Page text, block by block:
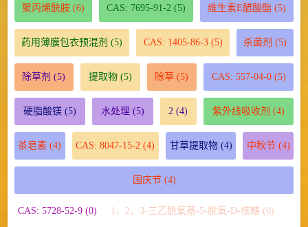
聚丙烯酰胺(6) CAS: 7695-91-2 (5) 维生素E醋酸酯 (5)
药用薄膜包衣预混剂 (5) CAS: 1405-86-3(5) 杀菌剂 (5)
除草剂 (5) 提取物(5) 除草 (5) CAS: 557-04-0(5)
硬脂酸镁(5) 水处理 (5) 2 (4) 紫外线吸收剂 (4)
茶皂素 (4) CAS: 8047-15-2 (4) 甘草提取物(4) 中秋节(4)
国庆节(4)
CAS: 5728-52-9 (0) 1，2，3-三乙酰氧基-5-脱氧-D-核糖 (0)